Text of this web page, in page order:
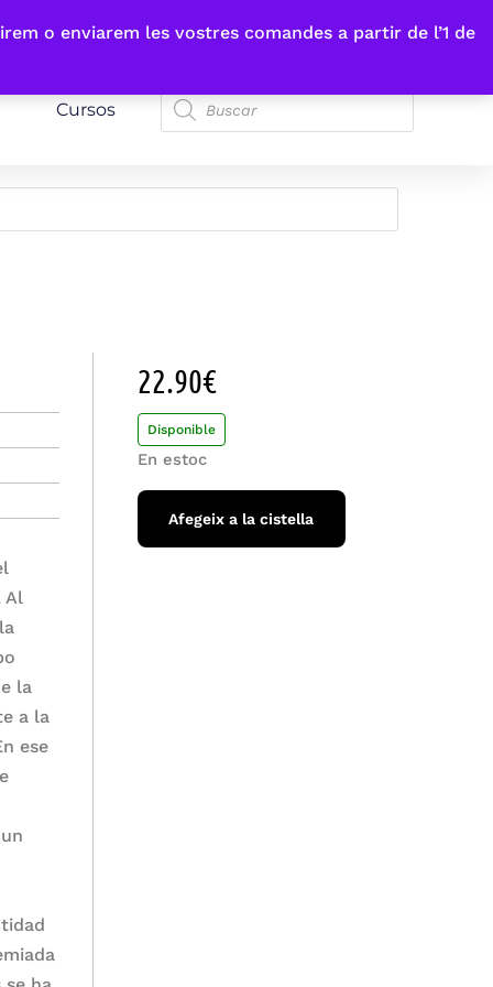
o enviarem les vostres comandes a partir de l’1 de
Cursos
Al
la
a la
ese
22.90€
Disponible
En estoc
Afegeix a la cistella